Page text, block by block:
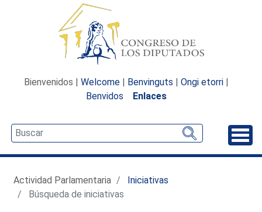
Bienvenidos | Welcome | Benvinguts | Ongi etorri |
Benvidos
Enlaces
Actividad Parlamentaria
Iniciativas
Búsqueda de iniciativas